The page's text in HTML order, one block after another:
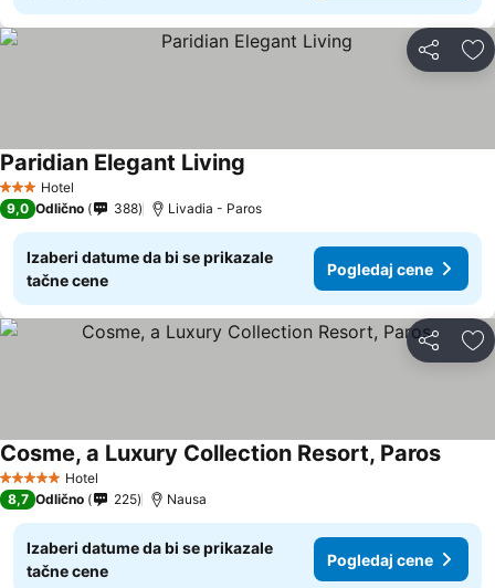
Deli
3 Zvezdice
Hotel
Paridian Elegant Living
9,0 Odlično 388 Livadia - Paros
Izaberi datume da bi se prikazale
tačne cene
Pogledaj cene
Deli
5 ZvezdiceHotel
Cosme, a Luxury Collection Resort, Paros
8,7 Odlično 225 Nausa
Izaberi datume da bi se prikazale
tačne cene
Pogledaj cene